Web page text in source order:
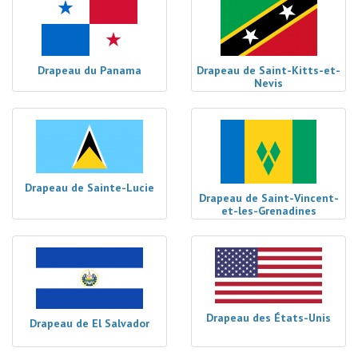
Drapeau du Panama
Drapeau de Saint-Kitts-et-
Nevis
Drapeau de Sainte-Lucie
Drapeau de Saint-Vincent-
et-les-Grenadines
Drapeau de El Salvador Drapeau des États-Unis